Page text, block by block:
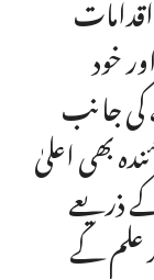
خود
جانب
بھی اعلیٰ
ذریعے
علم کے